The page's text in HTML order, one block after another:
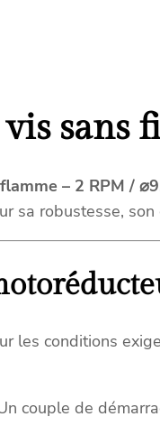
sans
– 2 RPM /
sa robustesse,
les conditions
couple de